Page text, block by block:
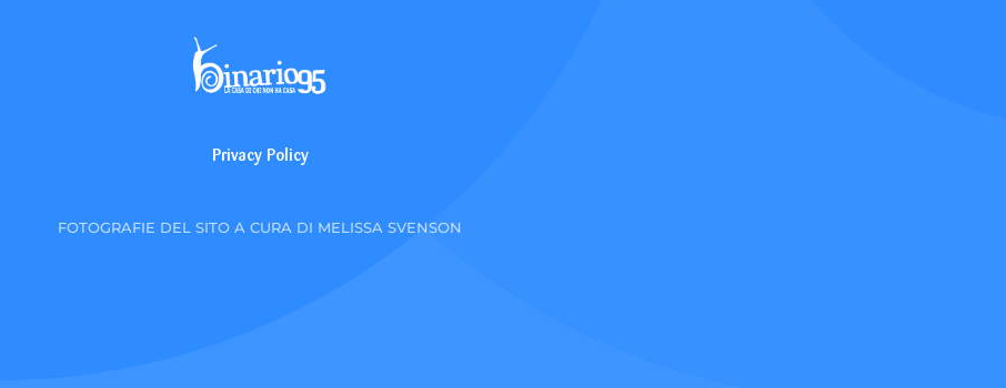
Privacy Policy
FOTOGRAFIE DEL SITO A CURA DI MELISSA SVENSON